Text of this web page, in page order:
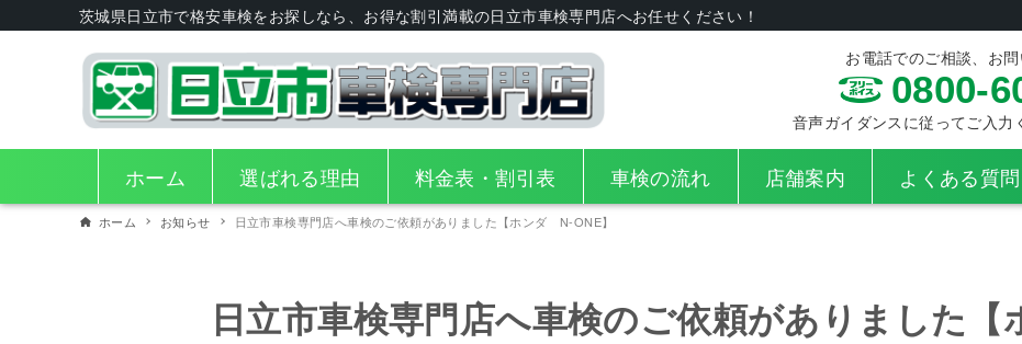
茨城県日立市で格安車検をお探しなら、お得な割引満載の日立市車検専門店へお任せください！
お電話でのご相談、お
0800-
音声ガイダンスに従ってご入力
ホーム 選ばれる理由 料金表・割引表 車検の流れ 店舗案内 よくある質問
ホーム お知らせ 日立市車検専門店へ車検のご依頼がありました【ホンダ N-ONE】
日立市車検専門店へ車検のご依頼がありました